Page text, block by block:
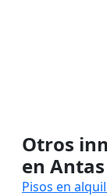
Otros
en Antas
Pisos en